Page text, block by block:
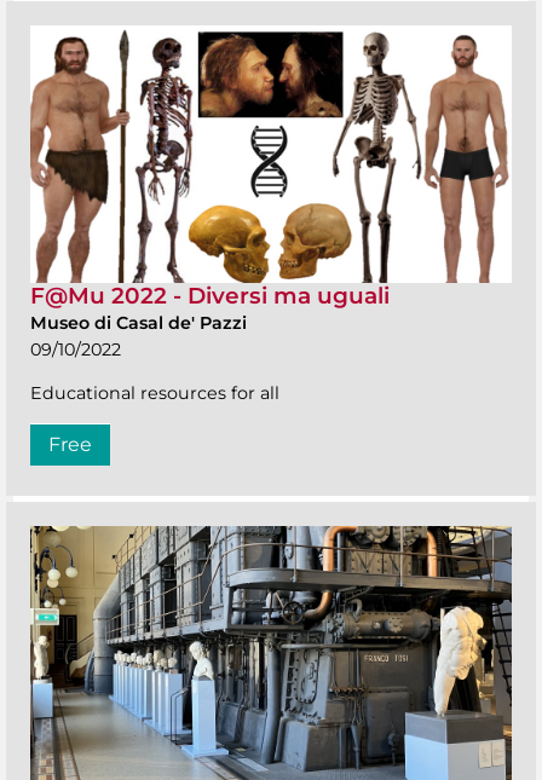
F@Mu 2022 - Diversi ma uguali
Museo di Casal de' Pazzi
09/10/2022
Educational resources for all
Free